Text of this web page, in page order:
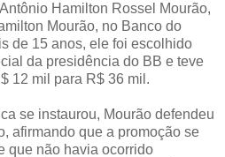
Hamilton Rossel Mourão,
Mourão, no Banco do
de 15 anos, ele foi escolhido
da presidência do BB e teve
12 mil para R$ 36 mil.
se instaurou, Mourão defendeu
afirmando que a promoção se
que não havia ocorrido